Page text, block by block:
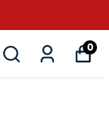
0